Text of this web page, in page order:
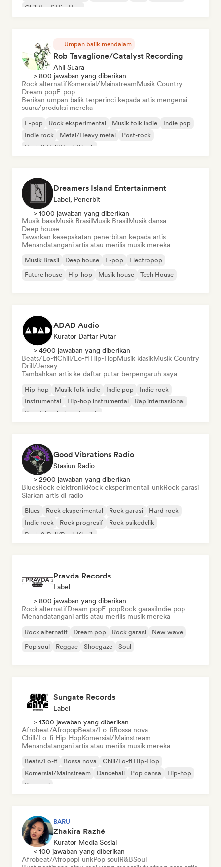
Chill/Lo-fi Hip-Hop
Umpan balik mendalam
Rob Tavaglione/Catalyst Recording
Ahli Suara
> 800 jawaban yang diberikan
Rock alternatifKomersial/MainstreamMusik Country
Dream popE-pop
Berikan umpan balik terperinci kepada artis mengenai
suara/produksi mereka
E-pop Rock eksperimental Musik folk indie
Indie pop
Indie rock
Metal/Heavy metal
Post-rock
Rock & Roll/Rock Klasik
Dreamers Island Entertainment
Label, Penerbit
> 1000 jawaban yang diberikan
Musik bassMusik BrasilMusik BrasilMusik dansa
Deep house
Tawarkan kesepakatan penerbitan kepada artis
Menandatangani artis atau merilis musik mereka
Musik Brasil Deep house E-pop
Electropop
Future house
Hip-hop Musik house Tech House
ADAD Audio
Kurator Daftar Putar
> 4900 jawaban yang diberikan
Beats/Lo-fiChill/Lo-fi Hip-HopMusik klasikMusik Country
Drill/Jersey
Tambahkan artis ke daftar putar berpengaruh saya
Hip-hop Musik folk indie Indie pop
Indie rock
Instrumental
Hip-hop instrumental
Rap internasional
Rap dalam bahasa Inggris
Good Vibrations Radio
Stasiun Radio
> 2900 jawaban yang diberikan
BluesRock elektronikRock eksperimentalFunkRock garasi
Siarkan artis di radio
Blues Rock eksperimental Rock garasi
Hard rock
Indie rock
Rock progresif
Rock psikedelik
Rock & Roll/Rock Klasik
Pravda Records
Label
> 800 jawaban yang diberikan
Rock alternatifDream popE-popRock garasiIndie pop
Menandatangani artis atau merilis musik mereka
Rock alternatif Dream pop Rock garasi
New wave
Pop soul
Reggae Shoegaze Soul
Sungate Records
Label
> 1300 jawaban yang diberikan
Afrobeat/AfropopBeats/Lo-fiBossa nova
Chill/Lo-fi Hip-HopKomersial/Mainstream
Menandatangani artis atau merilis musik mereka
Beats/Lo-fi Bossa nova
Chill/Lo-fi Hip-Hop
Komersial/Mainstream
Dancehall Pop dansa
Hip-hop
Pop soul
BARU
Zhakira Razhé
Kurator Media Sosial
< 100 jawaban yang diberikan
Afrobeat/AfropopFunkPop soulR&BSoul